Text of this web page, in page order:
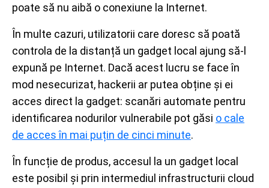
poate să nu aibă o conexiune la Internet.
În multe cazuri, utilizatorii care doresc să poată
controla de la distanță un gadget local ajung să-l
expună pe Internet. Dacă acest lucru se face în
mod nesecurizat, hackerii ar putea obține și ei
acces direct la gadget: scanări automate pentru
identificarea nodurilor vulnerabile pot găsi o cale
de acces în mai puțin de cinci minute.
În funcție de produs, accesul la un gadget local
este posibil și prin intermediul infrastructurii cloud